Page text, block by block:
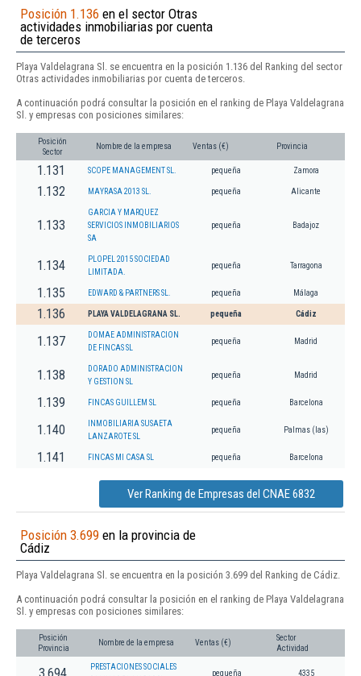
Posición 1.136 en el sector Otras
actividades inmobiliarias por cuenta
de terceros
Playa Valdelagrana Sl. se encuentra en la posición 1.136 del Ranking del sector
Otras actividades inmobiliarias por cuenta de terceros.
A continuación podrá consultar la posición en el ranking de Playa Valdelagrana
Sl. y empresas con posiciones similares:
Posición
Sector
Nombre de la empresa Ventas (€) Provincia
1.131 SCOPE MANAGEMENT SL. pequeña Zamora
1.132 MAYRASA 2013 SL. pequeña Alicante
1.133
GARCIA Y MARQUEZ
SERVICIOS INMOBILIARIOS
SA
pequeña Badajoz
1.134
PLOPEL 2015 SOCIEDAD
LIMITADA.
pequeña Tarragona
1.135 EDWARD & PARTNERS SL. pequeña Málaga
1.136 PLAYA VALDELAGRANA SL. pequeña Cádiz
1.137
DOMAE ADMINISTRACION
DE FINCAS SL
pequeña Madrid
1.138
DORADO ADMINISTRACION
Y GESTION SL
pequeña Madrid
1.139 FINCAS GUILLEM SL pequeña Barcelona
1.140
INMOBILIARIA SUSAETA
LANZAROTE SL
pequeña Palmas (las)
1.141 FINCAS MI CASA SL pequeña Barcelona
Ver Ranking de Empresas del CNAE 6832
Posición 3.699 en la provincia de
Cádiz
Playa Valdelagrana Sl. se encuentra en la posición 3.699 del Ranking de Cádiz.
A continuación podrá consultar la posición en el ranking de Playa Valdelagrana
Sl. y empresas con posiciones similares:
Posición
Provincia
Nombre de la empresa Ventas (€)
Sector
Actividad
PRESTACIONES SOCIALES
pequeña 4335